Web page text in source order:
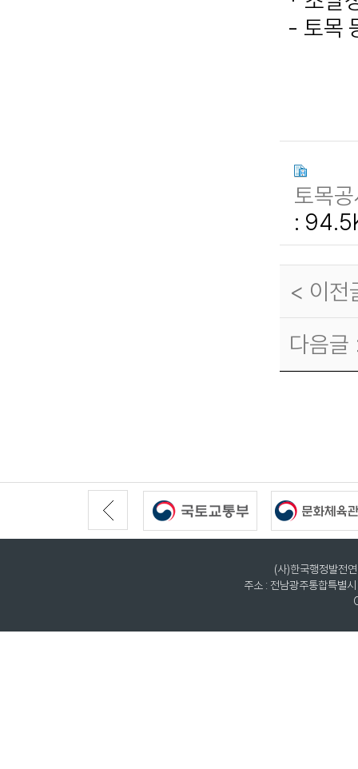
- 토목
토목
:
< 이전
다음글
(사)한국행정
주소 : 전남광주통합특별